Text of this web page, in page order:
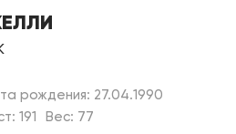
рождения: 27.04.1990
191
Вес: 77